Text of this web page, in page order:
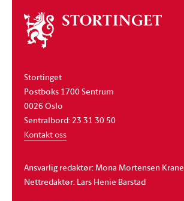
Om
stortinget
Stortinget
Postboks 1700 Sentrum
0026 Oslo
Sentralbord: 23 31 30 50
Kontakt oss
Ansvarlig redaktør: Mona Mortensen Krane
Nettredaktør: Lars Henie Barstad